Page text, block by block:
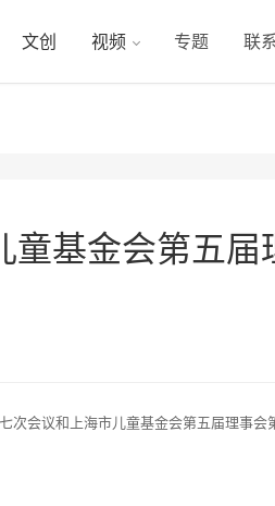
文创 视频 专题 联
基金会第五届
次会议和上海市儿童基金会第五届理事